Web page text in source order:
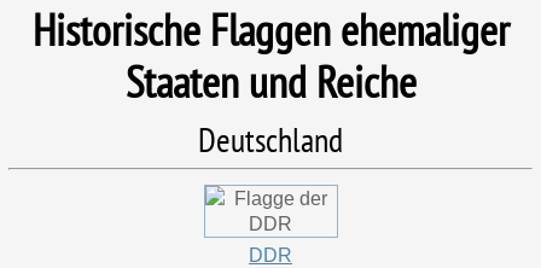
Historische Flaggen ehemaliger
Staaten und Reiche
Deutschland
DDR